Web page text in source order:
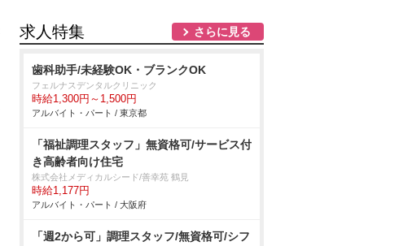
求人特集 さらに見る
歯科助手/未経験OK・ブランクOK
フェルナスデンタルクリニック
時給1,300円～1,500円
アルバイト・パート / 東京都
「福祉調理スタッフ」無資格可/サービス付
き高齢者向け住宅
株式会社メディカルシード/善幸苑 鶴見
時給1,177円
アルバイト・パート / 大阪府
「週2から可」調理スタッフ/無資格可/シフ